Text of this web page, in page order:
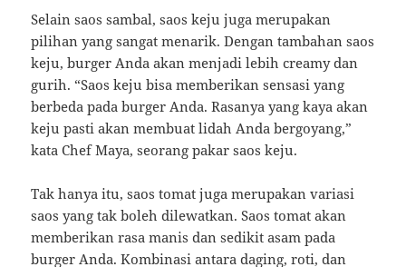
Selain saos sambal, saos keju juga merupakan
pilihan yang sangat menarik. Dengan tambahan saos
keju, burger Anda akan menjadi lebih creamy dan
gurih. “Saos keju bisa memberikan sensasi yang
berbeda pada burger Anda. Rasanya yang kaya akan
keju pasti akan membuat lidah Anda bergoyang,”
kata Chef Maya, seorang pakar saos keju.
Tak hanya itu, saos tomat juga merupakan variasi
saos yang tak boleh dilewatkan. Saos tomat akan
memberikan rasa manis dan sedikit asam pada
burger Anda. Kombinasi antara daging, roti, dan